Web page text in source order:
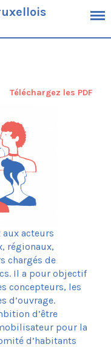
générique des espaces
du territoire bruxellois
planologiques et outils
bruxellois
de l’espace public
la feuille de route de votre
Téléchargez les PDF
acteurs
régionaux,
chargés de
Il a pour objectif
concepteurs, les
d’ouvrage.
d’être
pour la
d’habitants